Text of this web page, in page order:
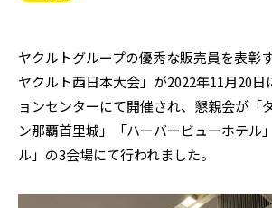
ヤクルトグループの優秀な販売員を表彰
ヤクルト西日本大会」が2022年11月20日
ョンセンターにて開催され、懇親会が「
ン那覇首里城」「ハーバービューホテル
ル」の3会場にて行われました。